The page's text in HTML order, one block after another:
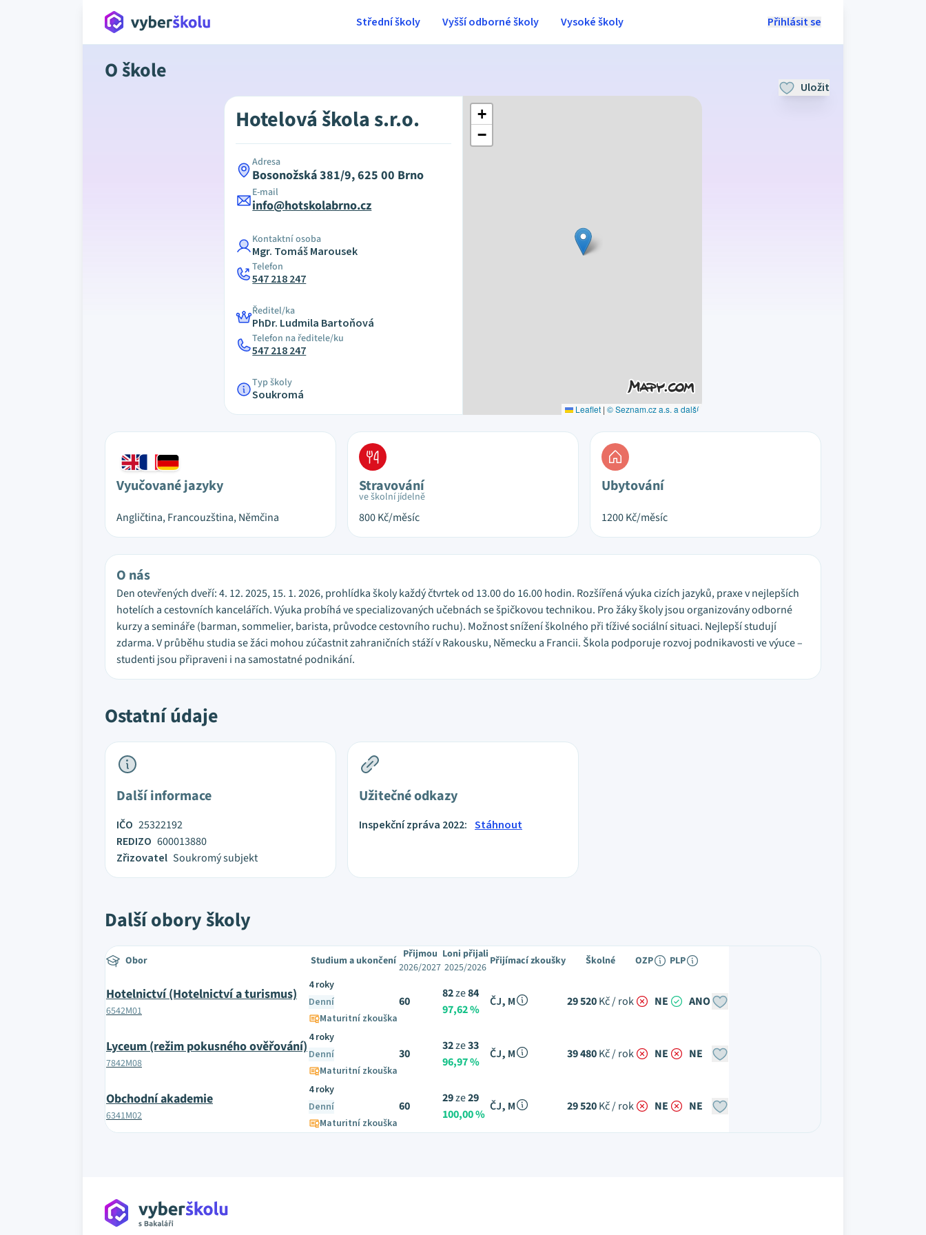
Přihlásit se
Střední školy Vyšší odborné školy Vysoké školy
O škole
Uložit
Hotelová škola s.r.o.
Adresa
Bosonožská 381/9, 625 00 Brno
E-mail
info@hotskolabrno.cz
Kontaktní osoba
Mgr. Tomáš Marousek
Telefon
547 218 247
Ředitel/ka
PhDr. Ludmila Bartoňová
Telefon na ředitele/ku
547 218 247
Typ školy
Soukromá
+
−
Leaflet | © Seznam.cz a.s. a další
Vyučované jazyky
Angličtina, Francouzština, Němčina
Stravování
ve školní jídelně
800Kč/měsíc
Ubytování
1200Kč/měsíc
O nás
Den otevřených dveří: 4. 12. 2025, 15. 1. 2026, prohlídka školy každý čtvrtek od 13.00 do 16.00 hodin. Rozšířená výuka cizích jazyků, praxe v nejlepších
hotelích a cestovních kancelářích. Výuka probíhá ve specializovaných učebnách se špičkovou technikou. Pro žáky školy jsou organizovány odborné
kurzy a semináře (barman, sommelier, barista, průvodce cestovního ruchu). Možnost snížení školného při tíživé sociální situaci. Nejlepší studují
zdarma. V průběhu studia se žáci mohou zúčastnit zahraničních stáží v Rakousku, Německu a Francii. Škola podporuje rozvoj podnikavosti ve výuce –
studenti jsou připraveni i na samostatné podnikání.
Ostatní údaje
Další informace
IČO 25322192
REDIZO 600013880
Zřizovatel Soukromý subjekt
Užitečné odkazy
Inspekční zpráva 2022: Stáhnout
Další obory školy
Obor Studium a ukončení Přijmou
2026/2027
Loni přijali
2025/2026 Přijímací zkoušky Školné OZP PLP
Hotelnictví (Hotelnictví a turismus)
6542M01
4 roky
Denní
Maturitní zkouška
60
82ze84
97,62 %
ČJ, M 29 520Kč / rok NE ANO
Lyceum (režim pokusného ověřování)
7842M08
4 roky
Denní
Maturitní zkouška
30
32ze33
96,97 %
ČJ, M 39 480Kč / rok NE NE
Obchodní akademie
6341M02
4 roky
Denní
Maturitní zkouška
60
29ze29
100,00 %
ČJ, M 29 520Kč / rok NE NE